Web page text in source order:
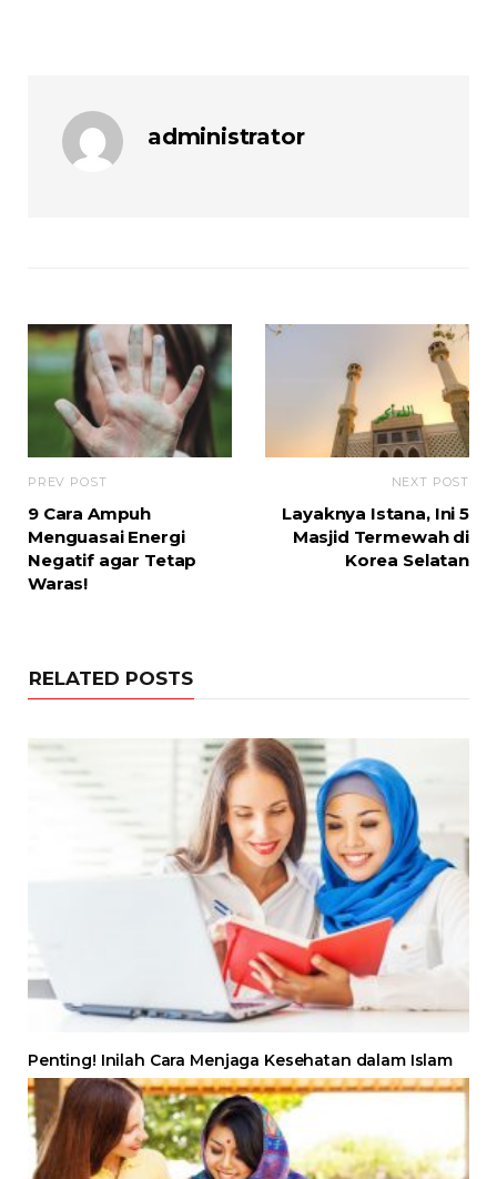
administrator
PREV POST
9 Cara Ampuh
Menguasai Energi
Negatif agar Tetap
Waras!
NEXT POST
Layaknya Istana, Ini 5
Masjid Termewah di
Korea Selatan
RELATED POSTS
Penting! Inilah Cara Menjaga Kesehatan dalam Islam